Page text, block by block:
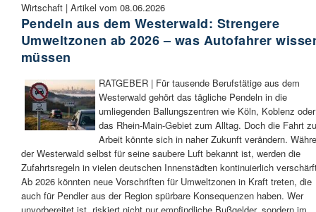
Wirtschaft | Artikel vom 08.06.2026
Pendeln aus dem Westerwald: Strengere
Umweltzonen ab 2026 – was Autofahrer
müssen
RATGEBER | Für tausende Berufstätige aus dem
Westerwald gehört das tägliche Pendeln in die
umliegenden Ballungszentren wie Köln, Koblenz oder
das Rhein-Main-Gebiet zum Alltag. Doch die Fahrt
Arbeit könnte sich in naher Zukunft verändern.
der Westerwald selbst für seine saubere Luft bekannt ist, werden die
Zufahrtsregeln in vielen deutschen Innenstädten kontinuierlich
Ab 2026 könnten neue Vorschriften für Umweltzonen in Kraft treten, die
auch für Pendler aus der Region spürbare Konsequenzen haben. Wer